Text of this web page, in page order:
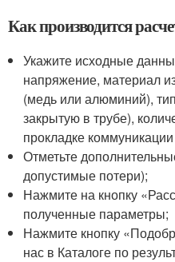
Как производится
Укажите исходные
напряжение, материал
(медь или алюминий),
закрытую в трубе),
прокладке
Отметьте
допустимые потери);
Нажмите на кнопку
полученные параметры;
Нажмите кнопку
нас в Каталоге по